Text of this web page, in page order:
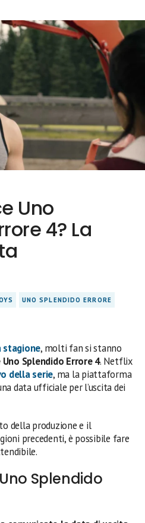
Uno
4? La
UNO SPLENDIDO ERRORE
stagione, molti fan si stanno
Splendido Errore 4. Netflix
della serie, ma la piattaforma
data ufficiale per l’uscita dei
della produzione e il
precedenti, è possibile fare
Splendido